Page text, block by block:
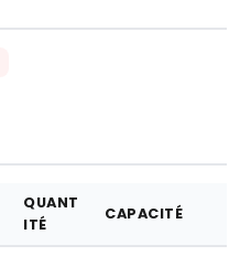
QUANT
ITÉ
CAPACITÉ